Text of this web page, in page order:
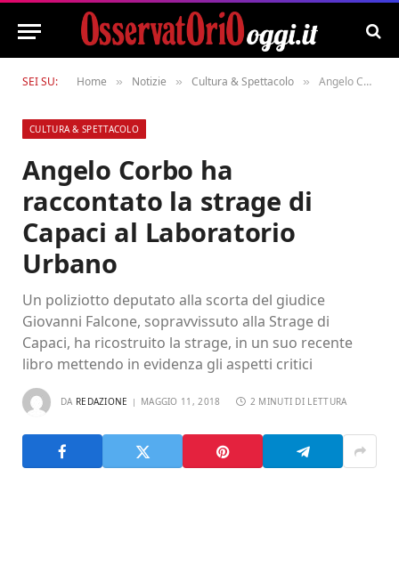
SEI SU: Home » Notizie » Cultura & Spettacolo » Angelo Corbo ha raccontato la strage di Capaci al Laboratorio Urbano
CULTURA & SPETTACOLO
Angelo Corbo ha
raccontato la strage di
Capaci al Laboratorio
Urbano
Un poliziotto deputato alla scorta del giudice
Giovanni Falcone, sopravvissuto alla Strage di
Capaci, ha ricostruito la strage, in un suo recente
libro mettendo in evidenza gli aspetti critici
DA REDAZIONE MAGGIO 11, 2018 2 MINUTI DI LETTURA